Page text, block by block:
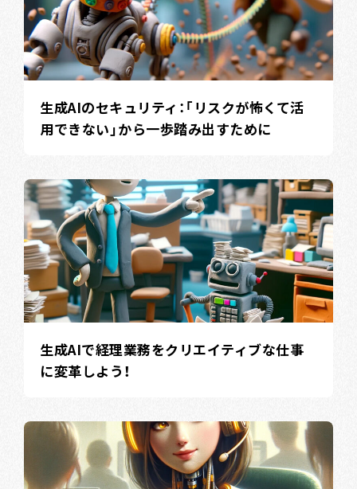
生成AIのセキュリティ：「リスクが怖くて活
用できない」から一歩踏み出すために
生成AIで経理業務をクリエイティブな仕事
に変革しよう！